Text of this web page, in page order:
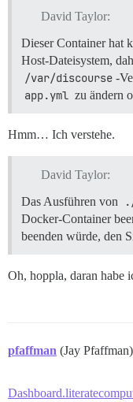
David Taylor:
Dieser Container hat
Host-Dateisystem,
/var/discourse -
app.yml zu ändern
Hmm… Ich verstehe.
David Taylor:
Das Ausführen von
Docker-Container
beenden würde, den
Oh, hoppla, daran habe
pfaffman (Jay Pfaffman)